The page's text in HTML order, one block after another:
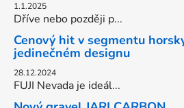
1.1.2025
Dříve nebo později p...
Cenový hit v segmentu
jedinečném designu
28.12.2024
FUJI Nevada je ideál...